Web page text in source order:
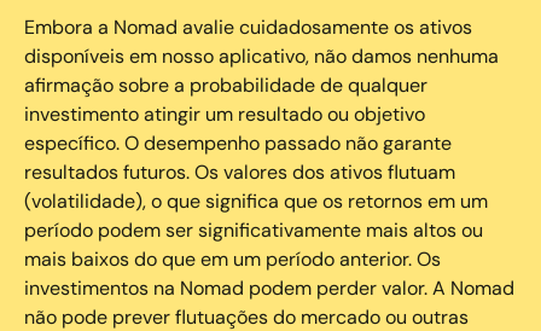
Embora a Nomad avalie cuidadosamente os ativos
disponíveis em nosso aplicativo, não damos nenhuma
afirmação sobre a probabilidade de qualquer
investimento atingir um resultado ou objetivo
específico. O desempenho passado não garante
resultados futuros. Os valores dos ativos flutuam
(volatilidade), o que significa que os retornos em um
período podem ser significativamente mais altos ou
mais baixos do que em um período anterior. Os
investimentos na Nomad podem perder valor. A Nomad
não pode prever flutuações do mercado ou outras